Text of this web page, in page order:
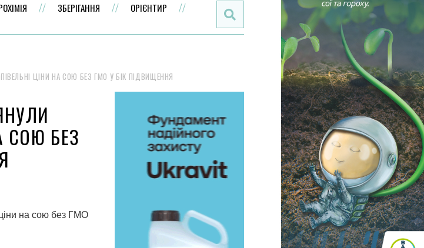
ЗБЕРІГАННЯ
ОРІЄНТИР
ЦІНИ НА СОЮ БЕЗ ГМО У БІК ПІДВИЩЕННЯ
СОЮ БЕЗ